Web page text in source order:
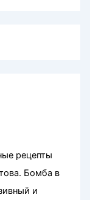
рецепты
Бомба в
и